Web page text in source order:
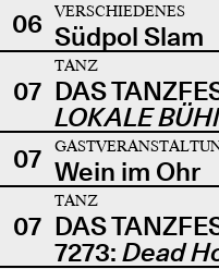
06
VERSCHIEDENES
Südpol Slam
07
TANZ
DAS
LOKALE
07 Wein im Ohr
07
TANZ
DAS
7273: Dead